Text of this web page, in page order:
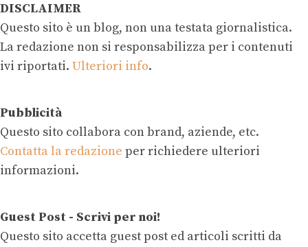
DISCLAIMER
Questo sito è un blog, non una testata giornalistica.
La redazione non si responsabilizza per i contenuti
ivi riportati. Ulteriori info.
Pubblicità
Questo sito collabora con brand, aziende, etc.
Contatta la redazione per richiedere ulteriori
informazioni.
Guest Post - Scrivi per noi!
Questo sito accetta guest post ed articoli scritti da